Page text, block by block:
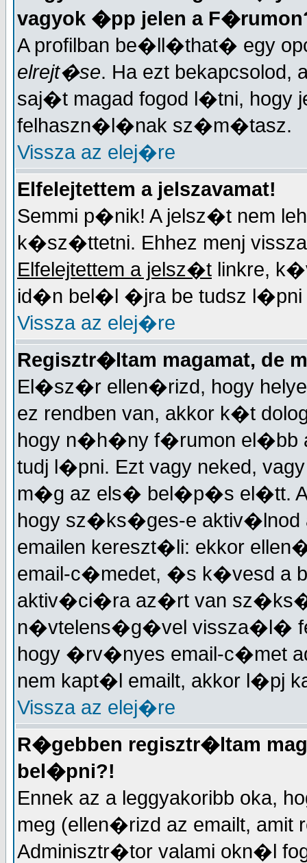
vagyok �pp jelen a
A profilban be�ll�that� egy
elrejt�se. Ha ezt bekapcsolod,
saj�t magad fogod l�tni, hogy
felhaszn�l�nak sz�m�tasz.
Vissza az elej�re
Elfelejtettem a jelszavamat!
Semmi p�nik! A jelsz�t nem
k�sz�ttetni. Ehhez menj
Elfelejtettem a jelsz�t linkre,
id�n bel�l �jra be tudsz l�pni
Vissza az elej�re
Regisztr�ltam magamat, de
El�sz�r ellen�rizd, hogy
ez rendben van, akkor k�t
hogy n�h�ny f�rumon el�bb
tudj l�pni. Ezt vagy neked,
m�g az els� bel�p�s el�tt.
hogy sz�ks�ges-e
emailen kereszt�li: ekkor
email-c�medet, �s k�vesd a
aktiv�ci�ra az�rt van
n�vtelens�g�vel vissza�l�
hogy �rv�nyes email-c�met
nem kapt�l emailt, akkor l�pj
Vissza az elej�re
R�gebben regisztr�ltam
bel�pni?!
Ennek az a leggyakoribb oka,
meg (ellen�rizd az emailt,
Adminisztr�tor valami okn�l